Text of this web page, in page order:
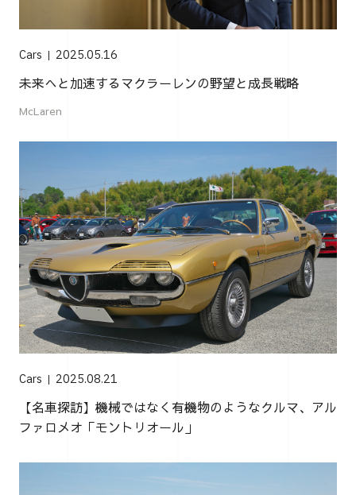
Cars 2025.05.16
未来へと加速するマクラーレンの野望と成長戦略
McLaren
Cars 2025.08.21
【名車探訪】機械ではなく有機物のようなクルマ、アル
ファロメオ「モントリオール」